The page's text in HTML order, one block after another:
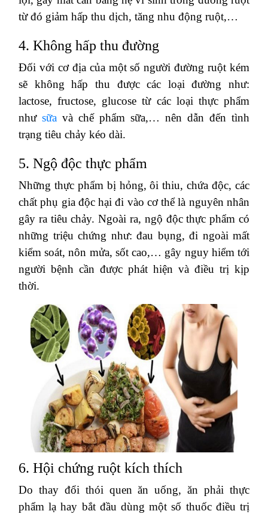
từ đó giảm hấp thu dịch, tăng nhu động ruột,…
4. Không hấp thu đường
Đối với cơ địa của một số người đường ruột kém
sẽ không hấp thu được các loại đường như:
lactose, fructose, glucose từ các loại thực phẩm
như sữa và chế phẩm sữa,… nên dẫn đến tình
trạng tiêu chảy kéo dài.
5. Ngộ độc thực phẩm
Những thực phẩm bị hỏng, ôi thiu, chứa độc, các
chất phụ gia độc hại đi vào cơ thể là nguyên nhân
gây ra tiêu chảy. Ngoài ra, ngộ độc thực phẩm có
những triệu chứng như: đau bụng, đi ngoài mất
kiểm soát, nôn mửa, sốt cao,… gây nguy hiểm tới
người bệnh cần được phát hiện và điều trị kịp
thời.
6. Hội chứng ruột kích thích
Do thay đổi thói quen ăn uống, ăn phải thực
phẩm lạ hay bắt đầu dùng một số thuốc điều trị